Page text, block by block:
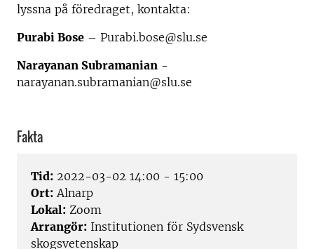
lyssna på föredraget, kontakta:
Purabi Bose – Purabi.bose@slu.se
Narayanan Subramanian -
narayanan.subramanian@slu.se
Fakta
Tid: 2022-03-02 14:00 - 15:00
Ort: Alnarp
Lokal: Zoom
Arrangör: Institutionen för Sydsvensk
skogsvetenskap